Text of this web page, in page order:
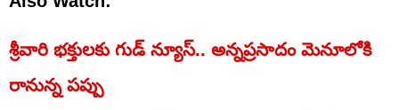
శ్రీవారి భక్తులకు గుడ్ న్యూస్.. అన్నప్రసాదం మెనూలోకి
రానున్న పప్పు